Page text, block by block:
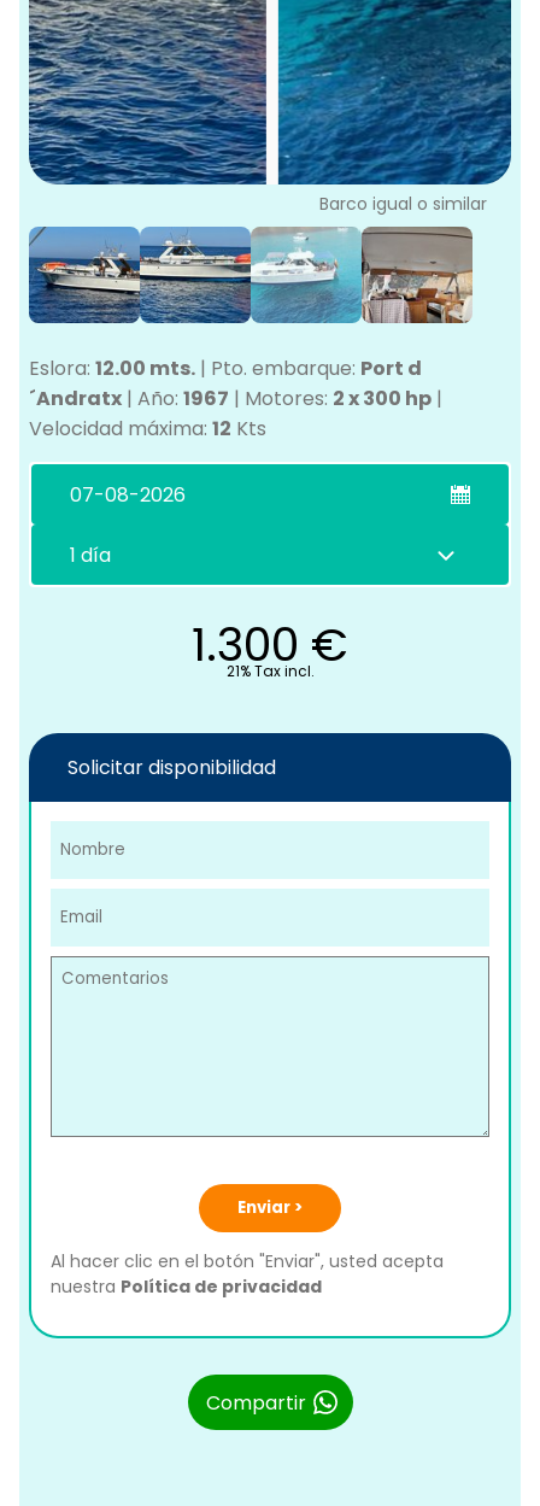
Barco igual o similar
Eslora: 12.00 mts. | Pto. embarque: Port d
´Andratx | Año: 1967 | Motores: 2 x 300 hp |
Velocidad máxima: 12 Kts
1.300 €
21% Tax incl.
Solicitar disponibilidad
Enviar >
Al hacer clic en el botón "Enviar", usted acepta
nuestra Política de privacidad
Compartir